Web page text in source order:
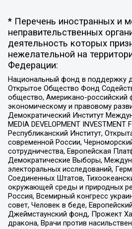
* Перечень иностранных и
неправительственных
деятельность которых
нежелательной на
Федерации:
Национальный фонд в поддержку
Открытое Общество Фонд
общество, Американо-российский
экономическому и правовому
Демократический Институт
MEDIA DEVELOPMENT
Республиканский Институт,
современной России,
сотрудничества, Европейская
Демократические Выборы,
электоральных исследований,
Соединенных Штатов,
окружающей среды и природных
Россия, Всемирный конгресс
совет, Человек в беде,
Джеймстаунский фонд, Прожект
дракона, Врачи против